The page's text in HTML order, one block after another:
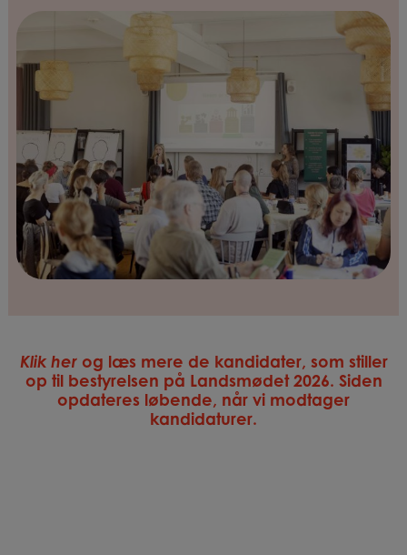
Klik her og læs mere de kandidater, som stiller
op til bestyrelsen på Landsmødet 2026. Siden
opdateres løbende, når vi modtager
kandidaturer.